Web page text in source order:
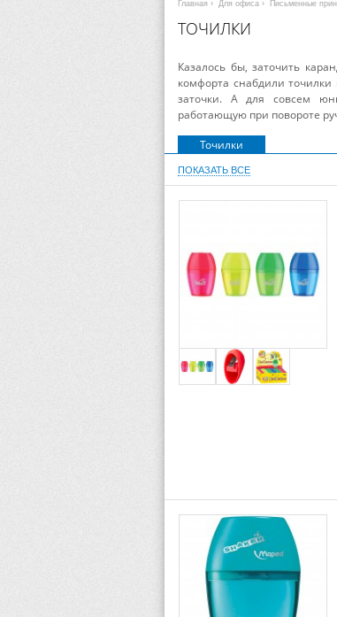
Главная › Для офиса › Письменные
ТОЧИЛКИ
Казалось бы, заточить
комфорта снабдили
заточки. А для совсем
работающую при повороте
Точилки
ПОКАЗАТЬ ВСЕ